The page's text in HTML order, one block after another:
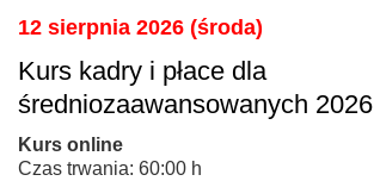
12 sierpnia 2026 (środa)
Kurs kadry i płace dla
średniozaawansowanych 2026
Kurs online
Czas trwania: 60:00 h